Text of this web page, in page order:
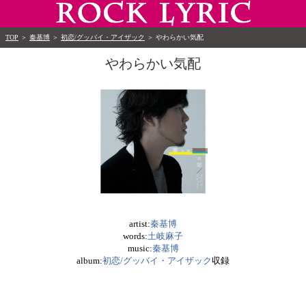
TOP ＞ 秦基博 ＞ 初恋/グッバイ・アイザック ＞ やわらかい気配
やわらかい気配
artist:秦基博
words:土岐麻子
music:秦基博
album:初恋/グッバイ・アイザック 収録